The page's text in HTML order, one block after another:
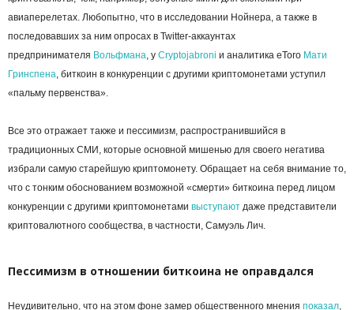
авиаперелетах. Любопытно, что в исследовании Нойнера, а также в
последовавших за ним опросах в Twitter-аккаунтах
предпринимателя Вольфмана, у Cryptojabroni и аналитика eToro Мати
Гринспена, биткоин в конкуренции с другими криптомонетами уступил
«пальму первенства».
Все это отражает также и пессимизм, распространившийся в
традиционных СМИ, которые основной мишенью для своего негатива
избрали самую старейшую криптомонету. Обращает на себя внимание то,
что с тонким обоснованием возможной «смерти» биткоина перед лицом
конкуренции с другими криптомонетами выступают даже представители
криптовалютного сообщества, в частности, Самуэль Лич.
Пессимизм в отношении биткоина не оправдался
Неудивительно, что на этом фоне замер общественного мнения показал,